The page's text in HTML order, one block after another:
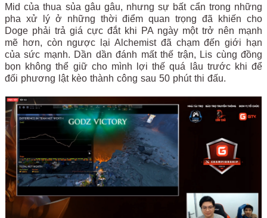
Mid của thua sủa gâu gâu, nhưng sự bất cẩn trong những
pha xử lý ở những thời điểm quan trọng đã khiến cho
Doge phải trả giá cực đắt khi PA ngày một trở nên mạnh
mẽ hơn, còn ngược lại Alchemist đã chạm đến giới hạn
của sức mạnh. Dần dần đánh mất thế trận, Lis cùng đồng
bọn không thể giữ cho mình lợi thế quá lâu trước khi để
đối phương lật kèo thành công sau 50 phút thi đấu.